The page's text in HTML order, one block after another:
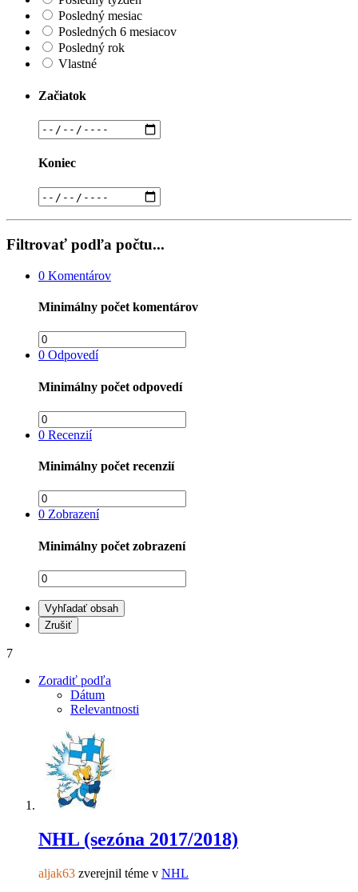
Posledný mesiac
Posledných 6 mesiacov
Posledný rok
Vlastné
Začiatok
Koniec
Filtrovať podľa počtu...
0 Komentárov
Minimálny počet komentárov
0 Odpovedí
Minimálny počet odpovedí
0 Recenzií
Minimálny počet recenzií
0 Zobrazení
Minimálny počet zobrazení
Vyhľadať obsah
Zrušiť
7
Zoradiť podľa
Dátum
Relevantnosti
NHL (sezóna 2017/2018)
aljak63 zverejnil téme v NHL